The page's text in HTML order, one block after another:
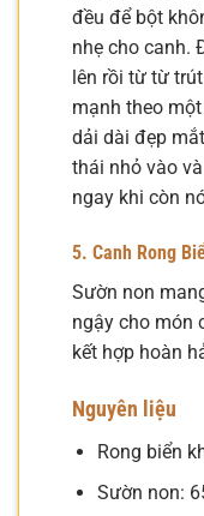
đều để bột
nhẹ cho canh.
lên rồi từ từ
mạnh theo
dải dài đẹp
thái nhỏ vào
ngay khi còn
5. Canh Rong
Sườn non
ngậy cho món
kết hợp hoàn
Nguyên liệu
Rong biển
Sườn non: